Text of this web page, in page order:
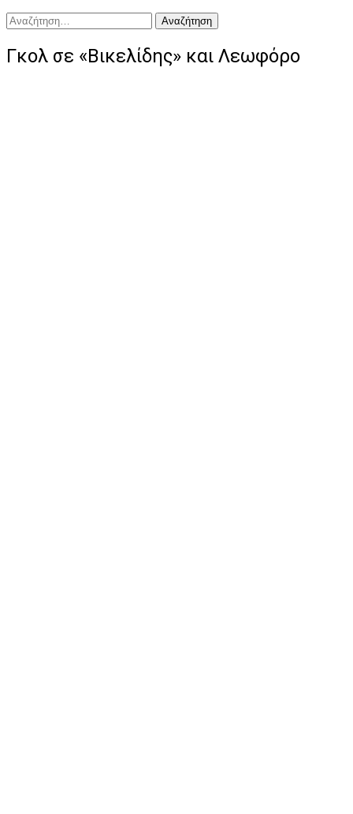
Αναζήτηση
για:
Γκολ σε «Βικελίδης» και Λεωφόρο